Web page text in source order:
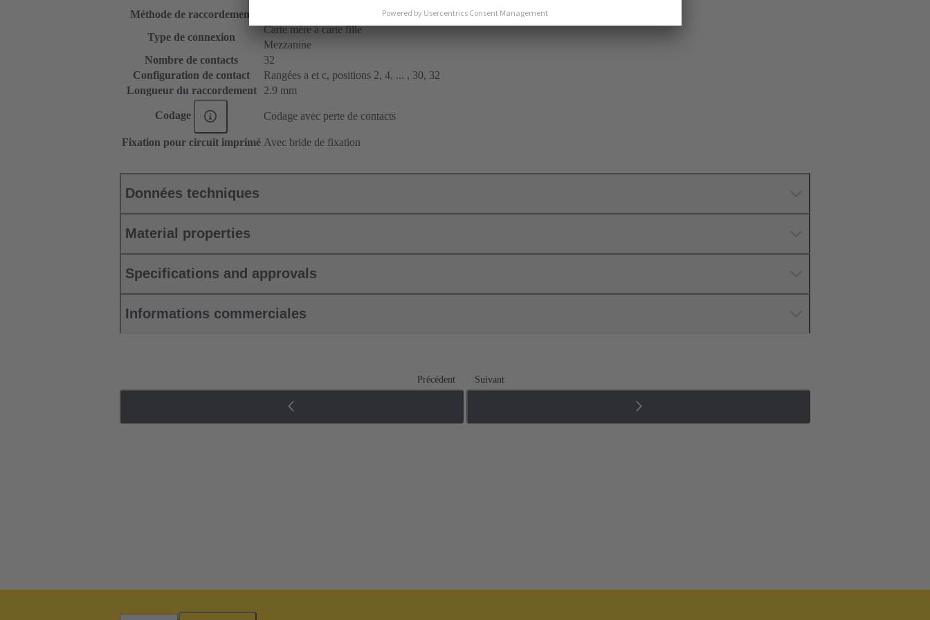
Méthode de raccordement
Raccordement par soudage à la vague
Type de connexion
Carte mère à carte fille
Mezzanine
Nombre de contacts
32
Configuration de contact
Rangées a et c, positions 2, 4, ... , 30, 32
Longueur du raccordement
2.9 mm
Codage Codage avec perte de contacts
Fixation pour circuit imprimé Avec bride de fixation
Données techniques
Material properties
Specifications and approvals
Informations commerciales
Précédent Suivant